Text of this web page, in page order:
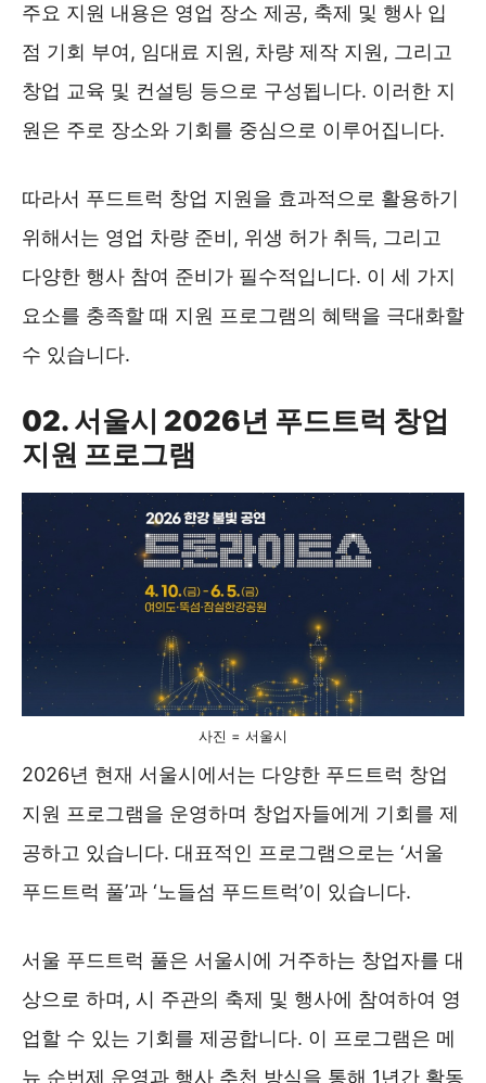
주요 지원 내용은 영업 장소 제공, 축제 및 행사 입
점 기회 부여, 임대료 지원, 차량 제작 지원, 그리고
창업 교육 및 컨설팅 등으로 구성됩니다. 이러한 지
원은 주로 장소와 기회를 중심으로 이루어집니다.
따라서 푸드트럭 창업 지원을 효과적으로 활용하기
위해서는 영업 차량 준비, 위생 허가 취득, 그리고
다양한 행사 참여 준비가 필수적입니다. 이 세 가지
요소를 충족할 때 지원 프로그램의 혜택을 극대화할
수 있습니다.
02. 서울시 2026년 푸드트럭 창업
지원 프로그램
사진 = 서울시
2026년 현재 서울시에서는 다양한 푸드트럭 창업
지원 프로그램을 운영하며 창업자들에게 기회를 제
공하고 있습니다. 대표적인 프로그램으로는 ‘서울
푸드트럭 풀’과 ‘노들섬 푸드트럭’이 있습니다.
서울 푸드트럭 풀은 서울시에 거주하는 창업자를 대
상으로 하며, 시 주관의 축제 및 행사에 참여하여 영
업할 수 있는 기회를 제공합니다. 이 프로그램은 메
뉴 순번제 운영과 행사 추천 방식을 통해 1년간 활동